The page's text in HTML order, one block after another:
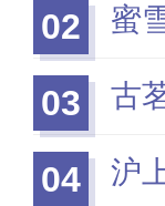
02 蜜
03 古
04 沪